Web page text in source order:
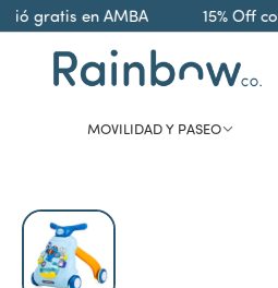
gratis en AMBA 15% Off
MOVILIDAD Y PASEO